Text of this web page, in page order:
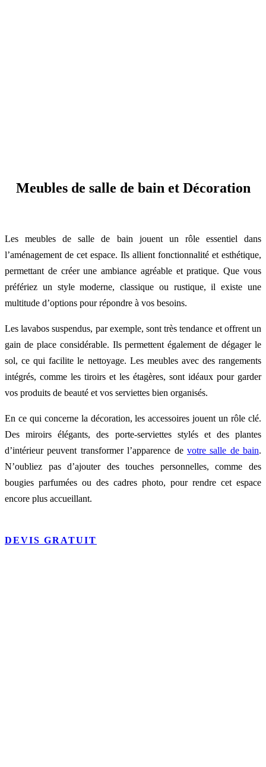
Meubles de salle de bain et Décoration
Les meubles de salle de bain jouent un rôle essentiel dans
l’aménagement de cet espace. Ils allient fonctionnalité et esthétique,
permettant de créer une ambiance agréable et pratique. Que vous
préfériez un style moderne, classique ou rustique, il existe une
multitude d’options pour répondre à vos besoins.
Les lavabos suspendus, par exemple, sont très tendance et offrent un
gain de place considérable. Ils permettent également de dégager le
sol, ce qui facilite le nettoyage. Les meubles avec des rangements
intégrés, comme les tiroirs et les étagères, sont idéaux pour garder
vos produits de beauté et vos serviettes bien organisés.
En ce qui concerne la décoration, les accessoires jouent un rôle clé.
Des miroirs élégants, des porte-serviettes stylés et des plantes
d’intérieur peuvent transformer l’apparence de votre salle de bain.
N’oubliez pas d’ajouter des touches personnelles, comme des
bougies parfumées ou des cadres photo, pour rendre cet espace
encore plus accueillant.
DEVIS GRATUIT